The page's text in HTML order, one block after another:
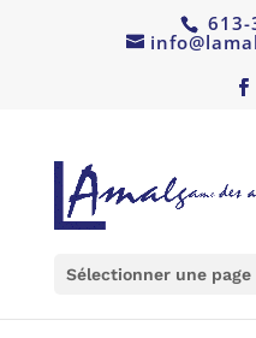
613-
Sélectionner une page